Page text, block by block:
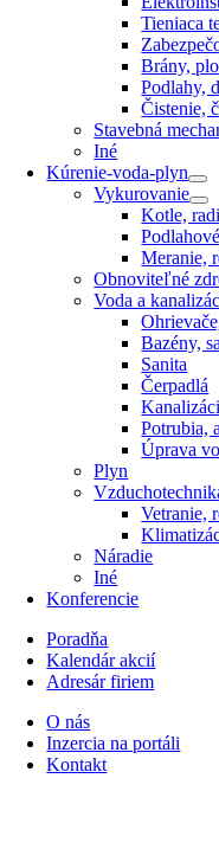
Tieniaca
Brány,
Podlahy,
Čistenie,
Stavebná
Iné
Kúrenie-voda-plyn
Vykurovanie
Kotle,
Meranie,
Obnoviteľné
Voda a
Bazény,
Sanita
Čerpadlá
Potrubia,
Úprava
Plyn
Vetranie,
Náradie
Iné
Konferencie
Poradňa
Kalendár akcií
Adresár firiem
O nás
Inzercia na portáli
Kontakt